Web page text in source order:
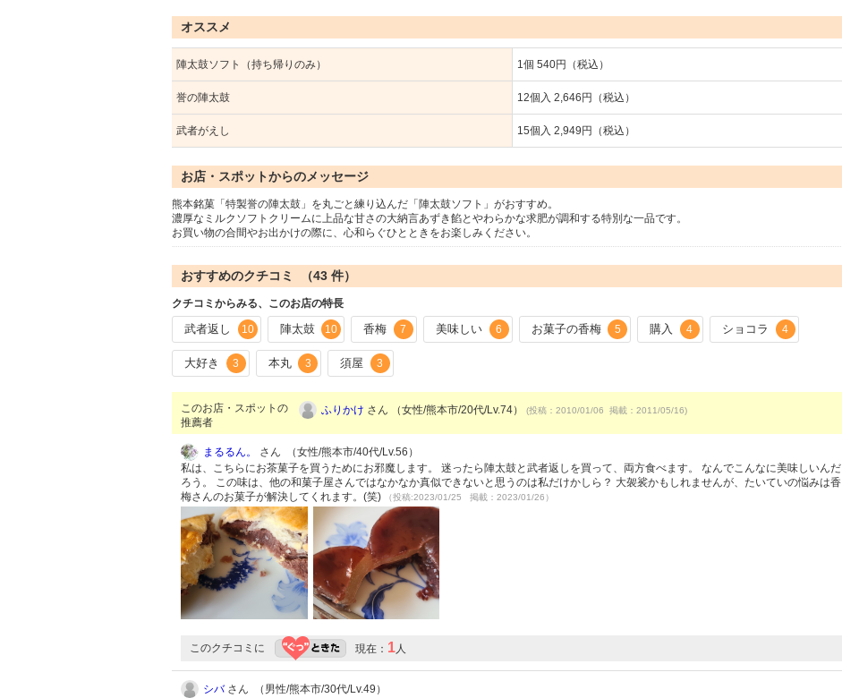
オススメ
陣太鼓ソフト（持ち帰りのみ） 1個 540円（税込）
誉の陣太鼓 12個入 2,646円（税込）
武者がえし 15個入 2,949円（税込）
お店・スポットからのメッセージ
熊本銘菓「特製誉の陣太鼓」を丸ごと練り込んだ「陣太鼓ソフト」がおすすめ。
濃厚なミルクソフトクリームに上品な甘さの大納言あずき餡とやわらかな求肥が調和する特別な一品です。
お買い物の合間やお出かけの際に、心和らぐひとときをお楽しみください。
おすすめのクチコミ （43 件）
クチコミからみる、このお店の特長
武者返し 10 陣太鼓 10 香梅 7 美味しい 6 お菓子の香梅 5 購入 4 ショコラ 4
大好き 3 本丸 3 須屋 3
このお店・スポットの
推薦者
ふりかけ さん （女性/熊本市/20代/Lv.74） (投稿：2010/01/06 掲載：2011/05/16)
まるるん。
さん （女性/熊本市/40代/Lv.56）
私は、こちらにお茶菓子を買うためにお邪魔します。 迷ったら陣太鼓と武者返しを買って、両方食べます。 なんでこんなに美味しいんだ
ろう。 この味は、他の和菓子屋さんではなかなか真似できないと思うのは私だけかしら？ 大袈裟かもしれませんが、たいていの悩みは香
梅さんのお菓子が解決してくれます。(笑)
（投稿:2023/01/25 掲載：2023/01/26）
このクチコミに 現在： 1人
シバさん （男性/熊本市/30代/Lv.49）